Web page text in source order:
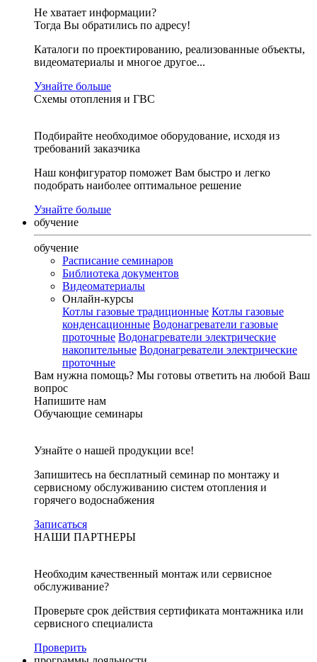
Не хватает информации?
Тогда Вы обратились по адресу!
Каталоги по проектированию, реализованные объекты,
видеоматериалы и многое другое...
Узнайте больше
Схемы отопления и ГВС
Подбирайте необходимое оборудование, исходя из
требований заказчика
Наш конфигуратор поможет Вам быстро и легко
подобрать наиболее оптимальное решение
Узнайте больше
обучение
обучение
Расписание семинаров
Библиотека документов
Видеоматериалы
Онлайн-курсы
Котлы газовые традиционные Котлы газовые
конденсационные Водонагреватели газовые
проточные Водонагреватели электрические
накопительные Водонагреватели электрические
проточные
Вам нужна помощь? Мы готовы ответить на любой Ваш
вопрос
Напишите нам
Обучающие семинары
Узнайте о нашей продукции все!
Запишитесь на бесплатный семинар по монтажу и
сервисному обслуживанию систем отопления и
горячего водоснабжения
Записаться
НАШИ ПАРТНЕРЫ
Необходим качественный монтаж или сервисное
обслуживание?
Проверьте срок действия сертификата монтажника или
сервисного специалиста
Проверить